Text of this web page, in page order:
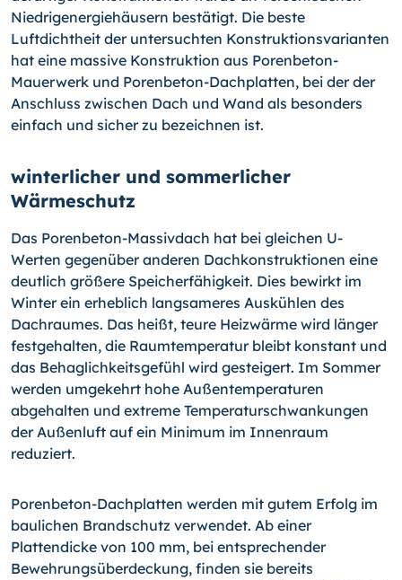
Niedrigenergiehäusern bestätigt. Die beste
Luftdichtheit der untersuchten Konstruktionsvarianten
hat eine massive Konstruktion aus Porenbeton-
Mauerwerk und Porenbeton-Dachplatten, bei der der
Anschluss zwischen Dach und Wand als besonders
einfach und sicher zu bezeichnen ist.
winterlicher und sommerlicher
Wärmeschutz
Das Porenbeton-Massivdach hat bei gleichen U-
Werten gegenüber anderen Dachkonstruktionen eine
deutlich größere Speicherfähigkeit. Dies bewirkt im
Winter ein erheblich langsameres Auskühlen des
Dachraumes. Das heißt, teure Heizwärme wird länger
festgehalten, die Raumtemperatur bleibt konstant und
das Behaglichkeitsgefühl wird gesteigert. Im Sommer
werden umgekehrt hohe Außentemperaturen
abgehalten und extreme Temperaturschwankungen
der Außenluft auf ein Minimum im Innenraum
reduziert.
Porenbeton-Dachplatten werden mit gutem Erfolg im
baulichen Brandschutz verwendet. Ab einer
Plattendicke von 100 mm, bei entsprechender
Bewehrungsüberdeckung, finden sie bereits